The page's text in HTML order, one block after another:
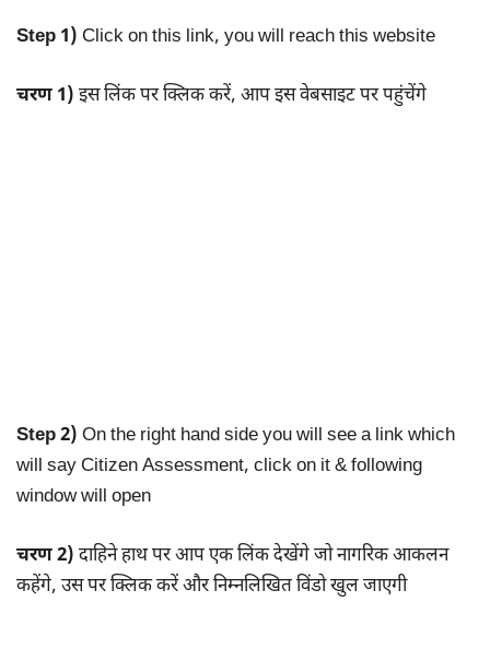
Step 1) Click on this link, you will reach this website
चरण 1) इस लिंक पर क्लिक करें, आप इस वेबसाइट पर पहुंचेंगे
Step 2) On the right hand side you will see a link which
will say Citizen Assessment, click on it & following
window will open
चरण 2) दाहिने हाथ पर आप एक लिंक देखेंगे जो नागरिक आकलन
कहेंगे, उस पर क्लिक करें और निम्नलिखित विंडो खुल जाएगी